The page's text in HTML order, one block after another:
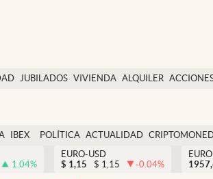
JUBILADOS VIVIENDA ALQUILER
IBEX
EURO
POLÍTICA ACTUALIDAD
1.04%
EURO-USD
$ 1,15 $ 1,15 -0.04%